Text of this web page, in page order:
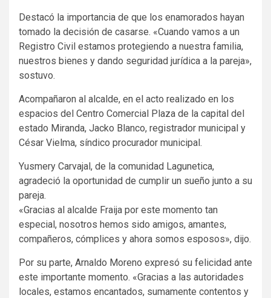
Destacó la importancia de que los enamorados hayan
tomado la decisión de casarse. «Cuando vamos a un
Registro Civil estamos protegiendo a nuestra familia,
nuestros bienes y dando seguridad jurídica a la pareja»,
sostuvo.
Acompañaron al alcalde, en el acto realizado en los
espacios del Centro Comercial Plaza de la capital del
estado Miranda, Jacko Blanco, registrador municipal y
César Vielma, síndico procurador municipal.
Yusmery Carvajal, de la comunidad Lagunetica,
agradeció la oportunidad de cumplir un sueño junto a su
pareja.
«Gracias al alcalde Fraija por este momento tan
especial, nosotros hemos sido amigos, amantes,
compañeros, cómplices y ahora somos esposos», dijo.
Por su parte, Arnaldo Moreno expresó su felicidad ante
este importante momento. «Gracias a las autoridades
locales, estamos encantados, sumamente contentos y